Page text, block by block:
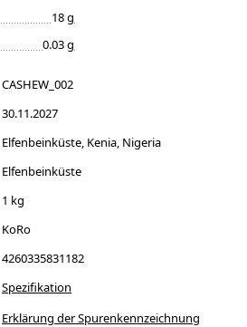
18 g
0.03 g
CASHEW_002
30.11.2027
Elfenbeinküste, Kenia, Nigeria
Elfenbeinküste
1 kg
KoRo
4260335831182
Spezifikation
Erklärung der Spurenkennzeichnung